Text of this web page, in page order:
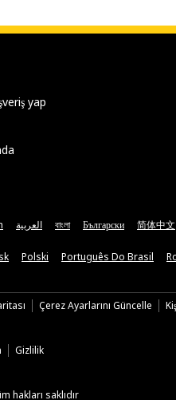
yap
العربية বাংলা Български 简体中文
Polski Português Do Brasil
Çerez Ayarlarını Güncelle
Gizlilik
hakları saklıdır